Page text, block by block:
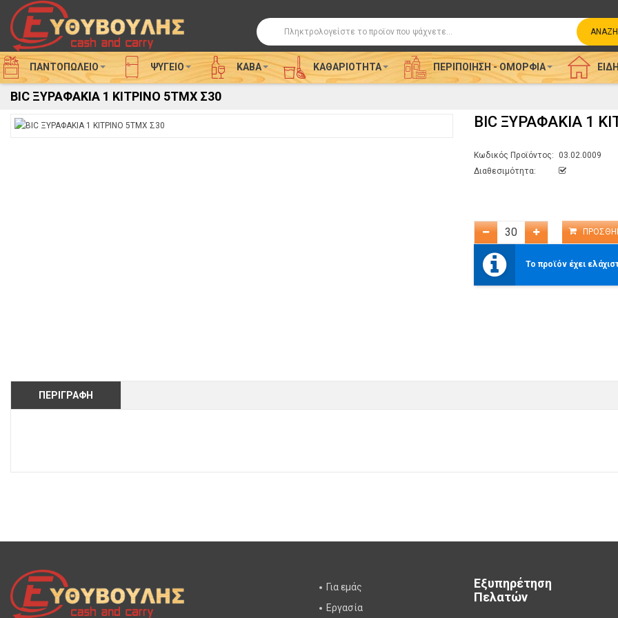
Αναζήτηση
ΠΑΝΤΟΠΩΛΕΙΟ ΨΥΓΕΊΟ ΚΑΒΑ ΚΑΘΑΡΙΌΤΗΤΑ ΠΕΡΙΠΟΊΗΣΗ - ΟΜΟΡΦΙΆ
BIC ΞΥΡΑΦΑΚΙΑ 1 ΚΙΤΡΙΝΟ 5ΤΜΧ Σ30
BIC ΞΥΡΑΦΑΚΙΑ 1
Κωδικός Προϊόντος:
03.02.0009
Διαθεσιμότητα:
Το προϊόν έχει
ΠΕΡΙΓΡΑΦΉ
Για εμάς
Εργασία
Εξυπηρέτηση
Πελατών